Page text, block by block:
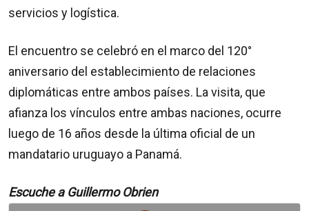
servicios y logística.
El encuentro se celebró en el marco del 120°
aniversario del establecimiento de relaciones
diplomáticas entre ambos países. La visita, que
afianza los vínculos entre ambas naciones, ocurre
luego de 16 años desde la última oficial de un
mandatario uruguayo a Panamá.
Escuche a Guillermo Obrien